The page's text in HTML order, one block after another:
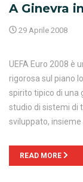
A Ginevra
29 Aprile 2008
UEFA Euro 2008 è
rigorosa sul piano
spirito tipico di una
studio di sistemi di
sviluppato, insieme …
READ MORE